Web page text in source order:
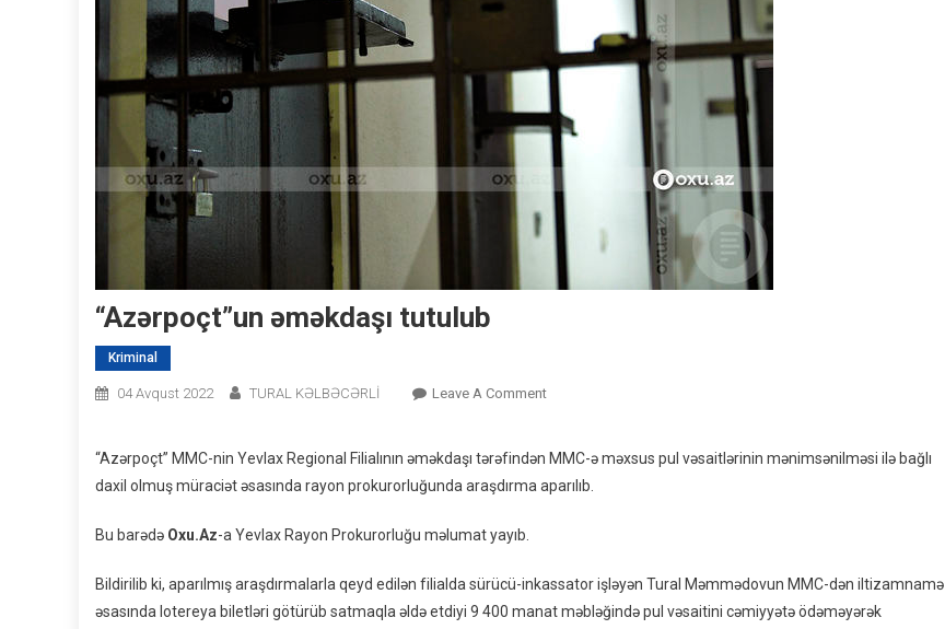
“Azərpoçt”un əməkdaşı tutulub
Kriminal
04 Avqust 2022 TURAL KƏLBƏCƏRLİ Leave A CommentOn
Tutulub
“Azərpoçt” MMC-nin Yevlax Regional Filialının əməkdaşı tərəfindən MMC-ə məxsus pul vəsaitlərinin mənimsənilməsi ilə bağlı
daxil olmuş müraciət əsasında rayon prokurorluğunda araşdırma aparılıb.
Bu barədə Oxu.Az-a Yevlax Rayon Prokurorluğu məlumat yayıb.
Bildirilib ki, aparılmış araşdırmalarla qeyd edilən filialda sürücü-inkassator işləyən Tural Məmmədovun MMC-dən iltizamnamə
əsasında lotereya biletləri götürüb satmaqla əldə etdiyi 9 400 manat məbləğində pul vəsaitini cəmiyyətə ödəməyərək